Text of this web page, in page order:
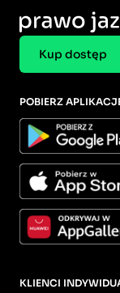
Kup dostęp
KLIENCI
POBIERZ